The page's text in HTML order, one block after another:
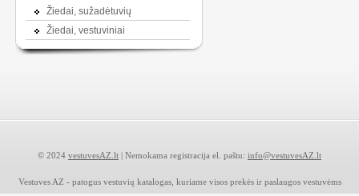
Žiedai, sužadėtuvių
Žiedai, vestuviniai
© 2024 vestuvesAZ.lt | Nemokama registracija el. paštu: info@vestuvesAZ.lt
Vestuves AZ - patogus vestuvių katalogas, kuriame visos prekės ir paslaugos vestuvėms